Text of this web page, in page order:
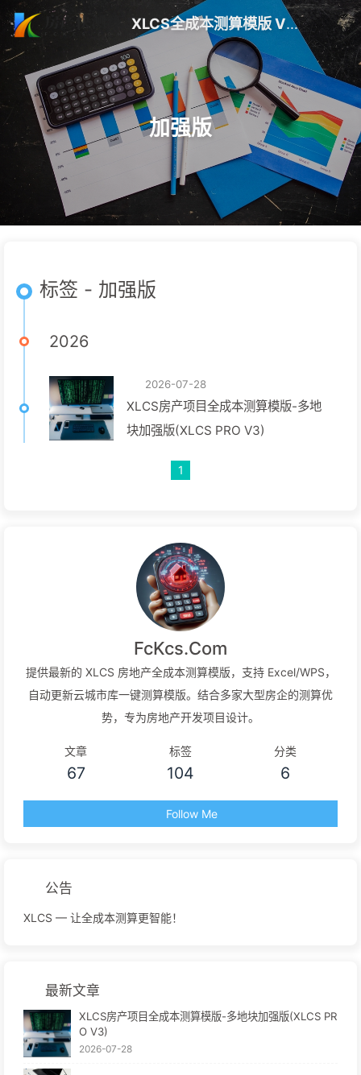
XLCS全成本测算模版 V10 更新 | 房产快测算
加强版
标签 - 加强版
2026
2026-07-28
XLCS房产项目全成本测算模版-多地
块加强版(XLCS PRO V3)
1
FcKcs.Com
提供最新的 XLCS 房地产全成本测算模版，支持 Excel/WPS，
自动更新云城市库一键测算模版。结合多家大型房企的测算优
势，专为房地产开发项目设计。
文章
67
标签
104
分类
6
Follow Me
公告
XLCS — 让全成本测算更智能！
最新文章
XLCS房产项目全成本测算模版-多地块加强版(XLCS PR
O V3)
2026-07-28